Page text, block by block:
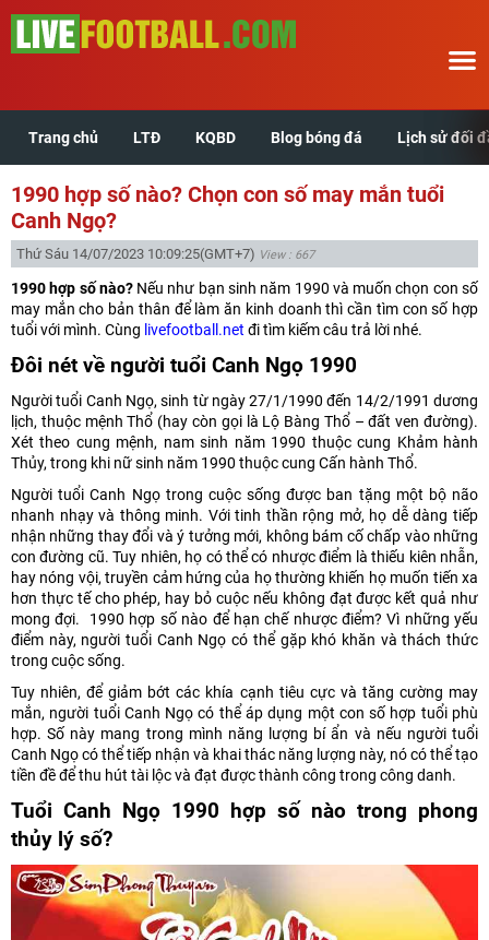
Trang chủ LTĐ KQBD Blog bóng đá Lịch sử đối
1990 hợp số nào? Chọn con số may mắn tuổi
Canh Ngọ?
Thứ Sáu 14/07/2023 10:09:25(GMT+7) View : 667
1990 hợp số nào?Nếu như bạn sinh năm 1990 và muốn chọn con số
may mắn cho bản thân để làm ăn kinh doanh thì cần tìm con số hợp
tuổi với mình. Cùng livefootball.net đi tìm kiếm câu trả lời nhé.
Đôi nét về người tuổi Canh Ngọ 1990
Người tuổi Canh Ngọ, sinh từ ngày 27/1/1990 đến 14/2/1991 dương
lịch, thuộc mệnh Thổ (hay còn gọi là Lộ Bàng Thổ – đất ven đường).
Xét theo cung mệnh, nam sinh năm 1990 thuộc cung Khảm hành
Thủy, trong khi nữ sinh năm 1990 thuộc cung Cấn hành Thổ.
Người tuổi Canh Ngọ trong cuộc sống được ban tặng một bộ não
nhanh nhạy và thông minh. Với tinh thần rộng mở, họ dễ dàng tiếp
nhận những thay đổi và ý tưởng mới, không bám cố chấp vào những
con đường cũ. Tuy nhiên, họ có thể có nhược điểm là thiếu kiên nhẫn,
hay nóng vội, truyền cảm hứng của họ thường khiến họ muốn tiến xa
hơn thực tế cho phép, hay bỏ cuộc nếu không đạt được kết quả như
mong đợi. 1990 hợp số nào để hạn chế nhược điểm? Vì những yếu
điểm này, người tuổi Canh Ngọ có thể gặp khó khăn và thách thức
trong cuộc sống.
Tuy nhiên, để giảm bớt các khía cạnh tiêu cực và tăng cường may
mắn, người tuổi Canh Ngọ có thể áp dụng một con số hợp tuổi phù
hợp. Số này mang trong mình năng lượng bí ẩn và nếu người tuổi
Canh Ngọ có thể tiếp nhận và khai thác năng lượng này, nó có thể tạo
tiền đề để thu hút tài lộc và đạt được thành công trong công danh.
Tuổi Canh Ngọ 1990 hợp số nào trong phong
thủy lý số?
Trang chủ
LTĐ
KQBD
Blog bóng đá
Lịch sử đối đầu
Xem tuổi hợp